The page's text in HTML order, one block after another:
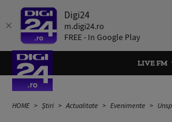
Digi24
m.digi24.ro
FREE - In Google Play
LIVE FM
HOME Știri Actualitate Evenimente